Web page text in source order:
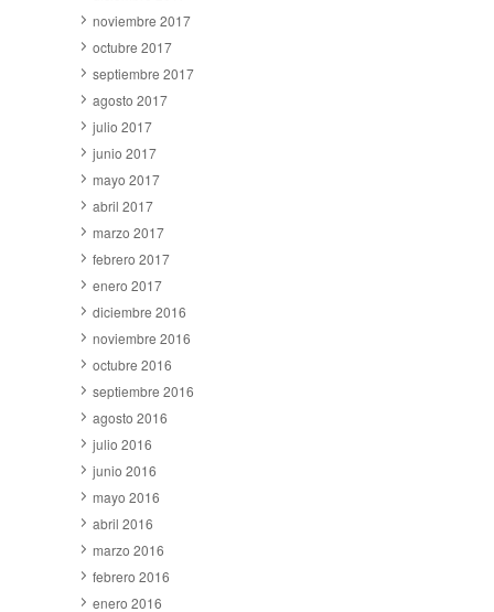
noviembre 2017
octubre 2017
septiembre 2017
agosto 2017
julio 2017
junio 2017
mayo 2017
abril 2017
marzo 2017
febrero 2017
enero 2017
diciembre 2016
noviembre 2016
octubre 2016
septiembre 2016
agosto 2016
julio 2016
junio 2016
mayo 2016
abril 2016
marzo 2016
febrero 2016
enero 2016